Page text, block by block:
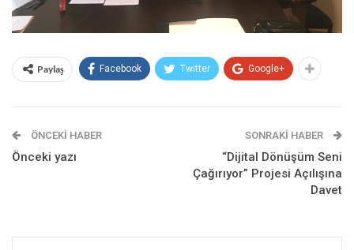
Paylaş Facebook Twitter Google+
ÖNCEKI HABER
Önceki yazı
SONRAKI HABER
“Dijital Dönüşüm Seni
Çağırıyor” Projesi Açılışına
Davet